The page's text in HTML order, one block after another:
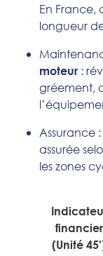
En France,
longueur
moteur :
gréement,
Assurance
assurée
les zones
financier
(Unité